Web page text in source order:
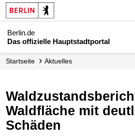
Berlin.de
Das offizielle Hauptstadtportal
Startseite Aktuelles
Waldzustandsbericht: Hälfte der
Waldfläche mit
Schäden